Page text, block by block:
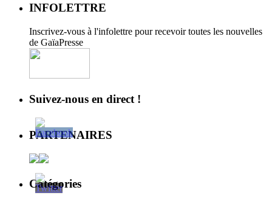
INFOLETTRE
Inscrivez-vous à l'infolettre pour recevoir toutes les nouvelles
de GaïaPresse
Suivez-nous en direct !
PARTENAIRES
Catégories